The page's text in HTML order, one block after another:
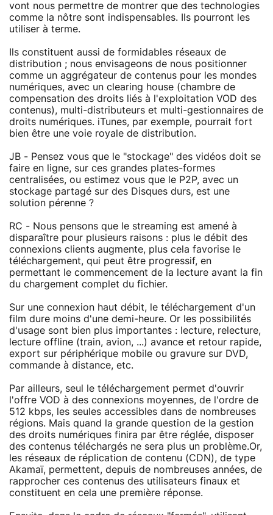
vont nous permettre de montrer que des technologies
comme la nôtre sont indispensables. Ils pourront les
utiliser à terme.
Ils constituent aussi de formidables réseaux de
distribution ; nous envisageons de nous positionner
comme un aggrégateur de contenus pour les mondes
numériques, avec un clearing house (chambre de
compensation des droits liés à l'exploitation VOD des
contenus), multi-distributeurs et multi-gestionnaires de
droits numériques. iTunes, par exemple, pourrait fort
bien être une voie royale de distribution.
JB - Pensez vous que le "stockage" des vidéos doit se
faire en ligne, sur ces grandes plates-formes
centralisées, ou estimez vous que le P2P, avec un
stockage partagé sur des Disques durs, est une
solution pérenne ?
RC - Nous pensons que le streaming est amené à
disparaître pour plusieurs raisons : plus le débit des
connexions clients augmente, plus cela favorise le
téléchargement, qui peut être progressif, en
permettant le commencement de la lecture avant la fin
du chargement complet du fichier.
Sur une connexion haut débit, le téléchargement d'un
film dure moins d'une demi-heure. Or les possibilités
d'usage sont bien plus importantes : lecture, relecture,
lecture offline (train, avion, ...) avance et retour rapide,
export sur périphérique mobile ou gravure sur DVD,
commande à distance, etc.
Par ailleurs, seul le téléchargement permet d'ouvrir
l'offre VOD à des connexions moyennes, de l'ordre de
512 kbps, les seules accessibles dans de nombreuses
régions. Mais quand la grande question de la gestion
des droits numériques finira par être réglée, disposer
des contenus téléchargés ne sera plus un problème.Or,
les réseaux de réplication de contenu (CDN), de type
Akamaï, permettent, depuis de nombreuses années, de
rapprocher ces contenus des utilisateurs finaux et
constituent en cela une première réponse.